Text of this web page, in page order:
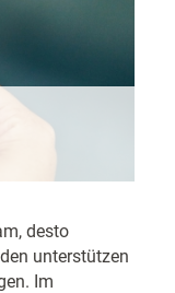
desto
unterstützen
Im